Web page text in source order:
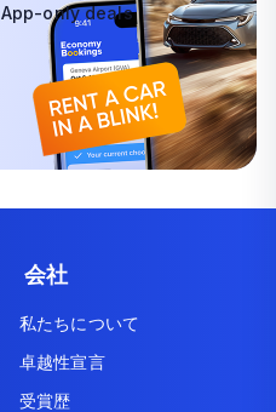
App-only deals
会社
私たちについて
卓越性宣言
受賞歴